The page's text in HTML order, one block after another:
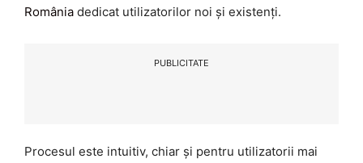
România dedicat utilizatorilor noi și existenți.
PUBLICITATE
Procesul este intuitiv, chiar și pentru utilizatorii mai